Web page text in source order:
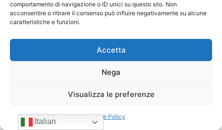
comportamento di navigazione o ID unici su questo sito. Non
acconsentire o ritirare il consenso può influire negativamente su alcune
caratteristiche e funzioni.
Accetta
Nega
Visualizza le preferenze
Cookie Policy
numero 76
18/06/2025
Italian